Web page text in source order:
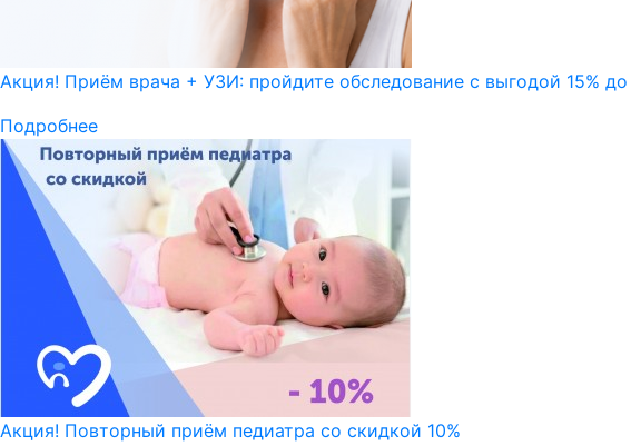
Акция! Приём врача + УЗИ: пройдите обследование с выгодой 15% до
Подробнее
Акция! Повторный приём педиатра со скидкой 10%